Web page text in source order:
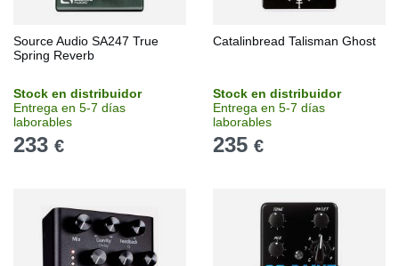
Source Audio SA247 True
Spring Reverb
Stock en distribuidor
Entrega en 5-7 días
laborables
233 €
Catalinbread Talisman Ghost
Stock en distribuidor
Entrega en 5-7 días
laborables
235 €